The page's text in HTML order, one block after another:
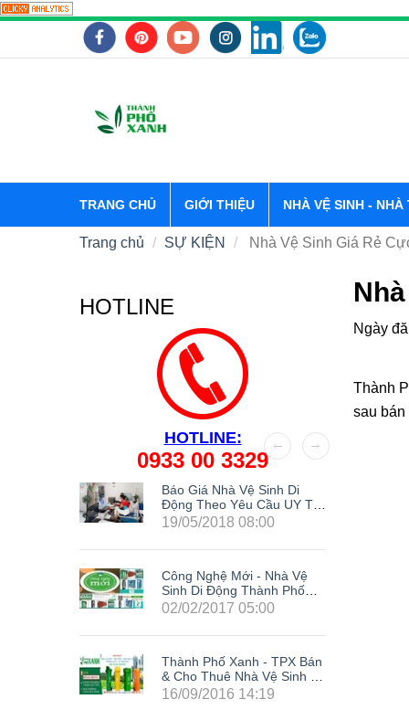
Ngày
Thành
sau bán
HOTLINE
HOTLINE:
0933 00 3329
Báo Giá Nhà Vệ Sinh Di
Động Theo Yêu Cầu UY TÍN
Nhất Hiện Nay
19/05/2018 08:00
Công Nghệ Mới - Nhà Vệ
Sinh Di Động Thành Phố
Xanh
02/02/2017 05:00
Thành Phố Xanh - TPX Bán
& Cho Thuê Nhà Vệ Sinh Di
Động Giá Rẻ Composite Tại
16/09/2016 14:19
TRANG CHỦ GIỚI THIỆU NHÀ VỆ SINH -
Trang chủ SỰ KIỆN Nhà Vệ Sinh Giá Rẻ